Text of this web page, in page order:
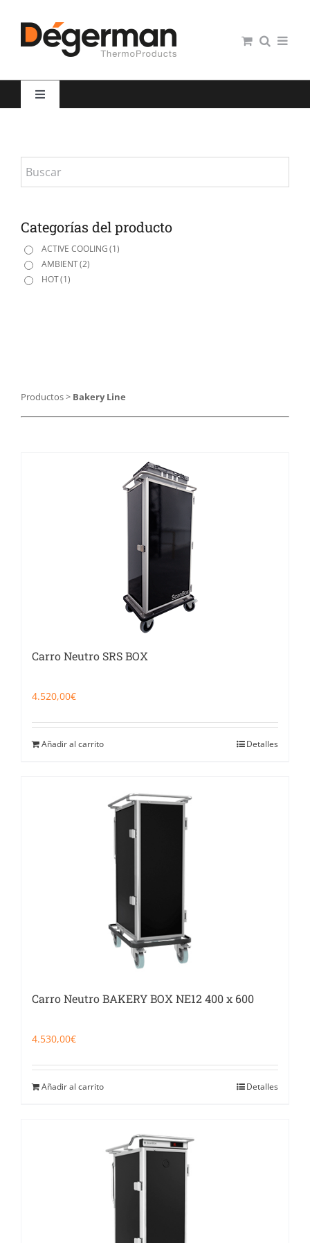
contenido
Toggle
Hospitales
Panaderías y Pastelerías
Servicio domiciliario
91 629 17 10
Productos> Bakery Line
Carro Neutro SRS BOX
4.520,00€
Añadir al carrito Detalles
Carro Neutro BAKERY BOX NE12 400 x 600
4.530,00€
Añadir al carrito Detalles
Categorías del producto
ACTIVE COOLING(1)
AMBIENT(2)
HOT(1)